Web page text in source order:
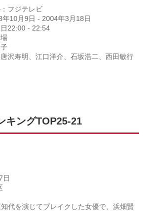
フジテレビ
年10月9日 - 2004年3月18日
22:00 - 22:54
沢寿明、江口洋介、石坂浩二、西田敏行
キングTOP25-21
日
知代を演じてブレイクした女優で、浜畑賢